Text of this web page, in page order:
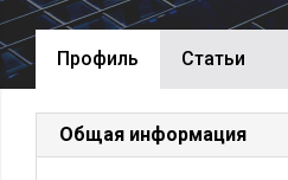
Профиль Cтатьи
Общая информация